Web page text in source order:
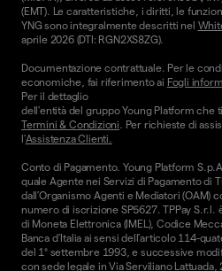
(EMT). Le caratteristiche, i diritti, le
YNG sono integralmente descritti nel
aprile 2026 (DTI: RGN2XS8ZG).
Documentazione contrattuale. Per le
economiche, fai riferimento ai Fogli
Per il dettaglio
dell'entità del gruppo Young Platform che
Termini & Condizioni. Per richieste di
l'Assistenza Clienti.
Conto di Pagamento. Young Platform
quale Agente nei Servizi di Pagamento di
dall’Organismo Agenti e Mediatori (OAM)
numero di iscrizione SP5627. TPPay S.r.l.
di Moneta Elettronica (IMEL), Codice
Banca d’Italia ai sensi dell’articolo 114-
del 1° settembre 1993, e successive
con sede legale in Via Serviliano Lattuada,